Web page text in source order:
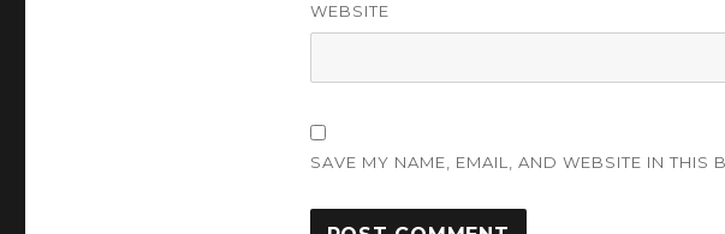
WEBSITE
SAVE MY NAME, EMAIL, AND WEBSITE IN THIS